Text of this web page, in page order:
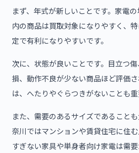
まず、年式が新しいことです。家電
内の商品は買取対象になりやすく、
定で有利になりやすいです。
次に、状態が良いことです。目立つ
損、動作不良が少ない商品ほど評価
は、へたりやぐらつきがないことも重
また、需要のあるサイズであること
奈川ではマンションや賃貸住宅に住
すぎない家具や単身者向け家電は需要